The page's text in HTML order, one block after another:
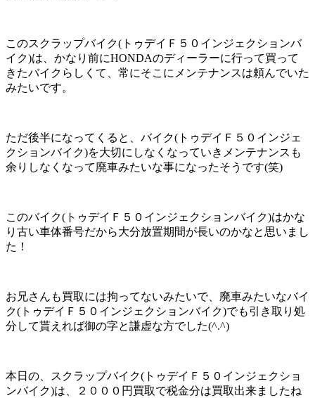
このスクラップバイク(トゥデイＦ５０インジェクションバ
イク)は、かなり前にHONDAのディーラーに行って買って
きたバイクらしくて、常にそこにメンテナンスは頼んでいた
みたいです。
ただ後半になってくると、バイク(トゥデイＦ５０インジェ
クションバイク)を大切にしなくなっていきメンテナンスも
余りしなくなって廃車みたいな事になったそうです(笑)
このバイク(トゥデイＦ５０インジェクションバイク)はかな
り古い車体番号だから大分放置期間が長いのかなと思いまし
た！
お兄さんも買取には拘ってないみたいで、廃車みたいなバイ
ク(トゥデイＦ５０インジェクションバイク)でも引き取り処
分して貰えれば御の字と謙虚な方でした(^.^)
本日の、スクラップバイク(トゥデイＦ５０インジェクショ
ンバイク)は、２０００円買取で税金分は買取出来ましたね